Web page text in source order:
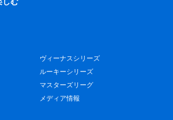
ヴィーナスシリーズ
ルーキーシリーズ
マスターズリーグ
メディア情報